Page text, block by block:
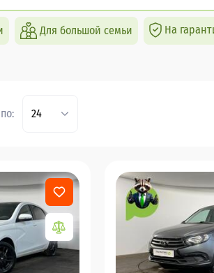
Для большой семьи На
24